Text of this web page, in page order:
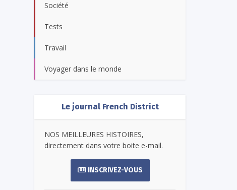
Société
Tests
Travail
Voyager dans le monde
Le journal French District
NOS MEILLEURES HISTOIRES,
directement dans votre boite e-mail.
INSCRIVEZ-VOUS